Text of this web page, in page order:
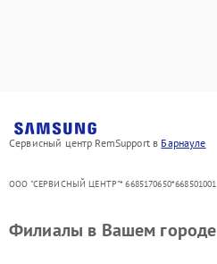
Сервисный центр RemSupport в Барнауле
ООО "СЕРВИСНЫЙ ЦЕНТР"* 6685170650*668501001
Филиалы в Вашем городе